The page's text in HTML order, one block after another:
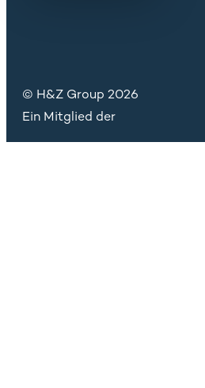
© H&Z Group 2026
Ein Mitglied der